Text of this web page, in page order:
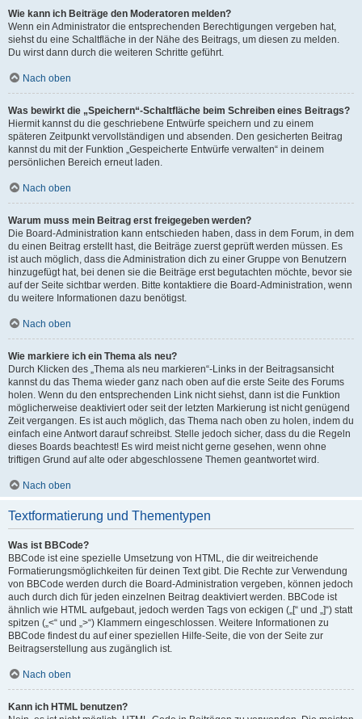
Wie kann ich Beiträge den Moderatoren melden?
Wenn ein Administrator die entsprechenden Berechtigungen vergeben hat,
siehst du eine Schaltfläche in der Nähe des Beitrags, um diesen zu melden.
Du wirst dann durch die weiteren Schritte geführt.
Nach oben
Was bewirkt die „Speichern“-Schaltfläche beim Schreiben eines Beitrags?
Hiermit kannst du die geschriebene Entwürfe speichern und zu einem
späteren Zeitpunkt vervollständigen und absenden. Den gesicherten Beitrag
kannst du mit der Funktion „Gespeicherte Entwürfe verwalten“ in deinem
persönlichen Bereich erneut laden.
Nach oben
Warum muss mein Beitrag erst freigegeben werden?
Die Board-Administration kann entschieden haben, dass in dem Forum, in dem
du einen Beitrag erstellt hast, die Beiträge zuerst geprüft werden müssen. Es
ist auch möglich, dass die Administration dich zu einer Gruppe von Benutzern
hinzugefügt hat, bei denen sie die Beiträge erst begutachten möchte, bevor sie
auf der Seite sichtbar werden. Bitte kontaktiere die Board-Administration, wenn
du weitere Informationen dazu benötigst.
Nach oben
Wie markiere ich ein Thema als neu?
Durch Klicken des „Thema als neu markieren“-Links in der Beitragsansicht
kannst du das Thema wieder ganz nach oben auf die erste Seite des Forums
holen. Wenn du den entsprechenden Link nicht siehst, dann ist die Funktion
möglicherweise deaktiviert oder seit der letzten Markierung ist nicht genügend
Zeit vergangen. Es ist auch möglich, das Thema nach oben zu holen, indem du
einfach eine Antwort darauf schreibst. Stelle jedoch sicher, dass du die Regeln
dieses Boards beachtest! Es wird meist nicht gerne gesehen, wenn ohne
triftigen Grund auf alte oder abgeschlossene Themen geantwortet wird.
Nach oben
Textformatierung und Thementypen
Was ist BBCode?
BBCode ist eine spezielle Umsetzung von HTML, die dir weitreichende
Formatierungsmöglichkeiten für deinen Text gibt. Die Rechte zur Verwendung
von BBCode werden durch die Board-Administration vergeben, können jedoch
auch durch dich für jeden einzelnen Beitrag deaktiviert werden. BBCode ist
ähnlich wie HTML aufgebaut, jedoch werden Tags von eckigen („[“ und „]“) statt
spitzen („<“ und „>“) Klammern eingeschlossen. Weitere Informationen zu
BBCode findest du auf einer speziellen Hilfe-Seite, die von der Seite zur
Beitragserstellung aus zugänglich ist.
Nach oben
Kann ich HTML benutzen?